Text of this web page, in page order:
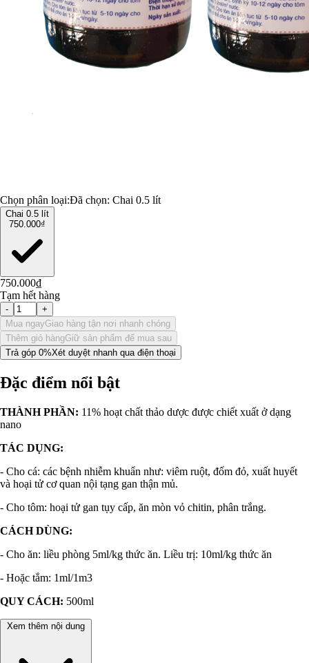
Chọn phân loại:Đã chọn: Chai 0.5 lít
Chai 0.5 lít
750.000₫
750.000₫
Tạm hết hàng
-
+
Mua ngayGiao hàng tận nơi nhanh chóng
Thêm giỏ hàngGiữ sản phẩm để mua sau
Trả góp 0%Xét duyệt nhanh qua điện thoại
Đặc điểm nổi bật
THÀNH PHẦN: 11% hoạt chất thảo dược được chiết xuất ở dạng
nano
TÁC DỤNG:
- Cho cá: các bệnh nhiễm khuẩn như: viêm ruột, đốm đỏ, xuất huyết
và hoại tử cơ quan nội tạng gan thận mủ.
- Cho tôm: hoại tử gan tụy cấp, ăn mòn vỏ chitin, phân trắng.
CÁCH DÙNG:
- Cho ăn: liều phòng 5ml/kg thức ăn. Liều trị: 10ml/kg thức ăn
- Hoặc tắm: 1ml/1m3
QUY CÁCH: 500ml
Xem thêm nội dung